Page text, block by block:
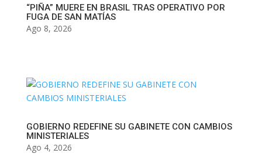
“PIÑA” MUERE EN BRASIL TRAS OPERATIVO POR
FUGA DE SAN MATÍAS
Ago 8, 2026
GOBIERNO REDEFINE SU GABINETE CON CAMBIOS
MINISTERIALES
Ago 4, 2026